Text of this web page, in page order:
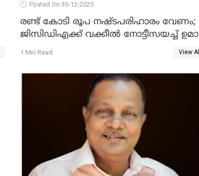
Posted On 30-12-2025
രണ്ട് കോടി രൂപ നഷ്ടപരിഹാരം വേണം;
ജിസിഡിഎക്ക് വക്കീൽ നോട്ടീസയച്ച് ഉമാ
തോമസ്
1 Min Read View All